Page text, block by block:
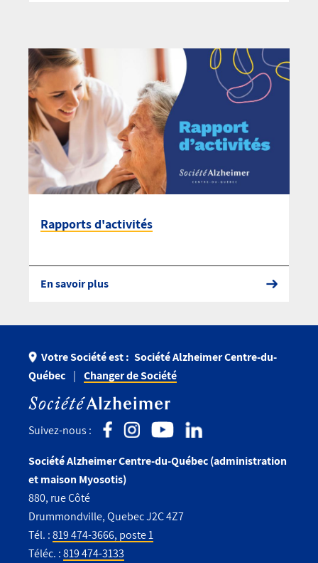
Rapports d'activités
En savoir plus
Votre Société est : Société Alzheimer Centre-du-
Québec
Changer de Société
Suivez-nous :
Société Alzheimer Centre-du-Québec (administration
et maison Myosotis)
880, rue Côté
Drummondville, Quebec J2C 4Z7
Tél. :819 474-3666, poste 1
Téléc. :819 474-3133